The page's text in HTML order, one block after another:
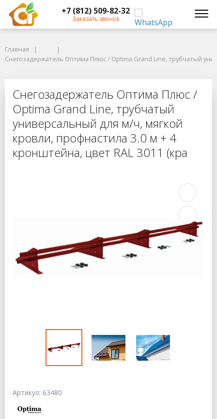
+7 (812) 509-82-32
Заказать звонок
Снегозадержатель Оптима Плюс / Optima Grand Line, трубчатый
Снегозадержатель Оптима Плюс
Главная
Снегозадержатель Оптима Плюс / Optima Grand Line, трубчатый
Снегозадержатель Оптима Плюс /
Optima Grand Line, трубчатый
универсальный для м/ч, мягкой
кровли, профнастила 3.0 м + 4
кронштейна, цвет RAL 3011 (кра
Артикул: 63480